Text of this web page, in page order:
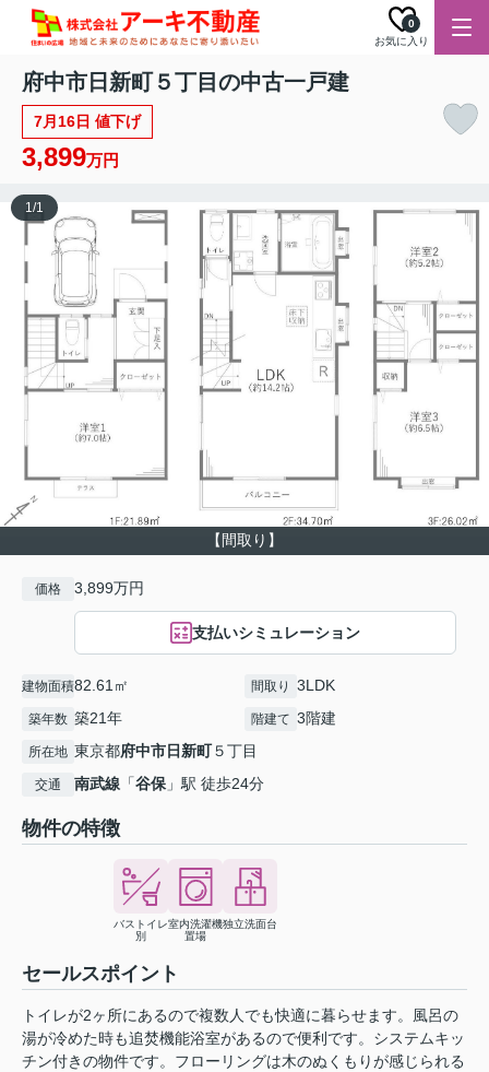
お気に入り
0
府中市日新町５丁目の中古一戸建
7月16日 値下げ
3,899万円
【間取り】
1/1
価格 3,899万円
支払いシミュレーション
建物面積82.61㎡ 間取り 3LDK
築年数 築21年 階建て 3階建
所在地 東京都府中市日新町５丁目
交通 南武線 「谷保」駅 徒歩24分
物件の特徴
バストイレ
別
室内洗濯機
置場
独立洗面台
セールスポイント
トイレが2ヶ所にあるので複数人でも快適に暮らせます。風呂の
湯が冷めた時も追焚機能浴室があるので便利です。システムキッ
チン付きの物件です。フローリングは木のぬくもりが感じられる